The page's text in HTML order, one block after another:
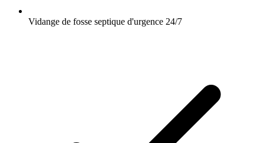
Vidange de fosse septique d'urgence 24/7